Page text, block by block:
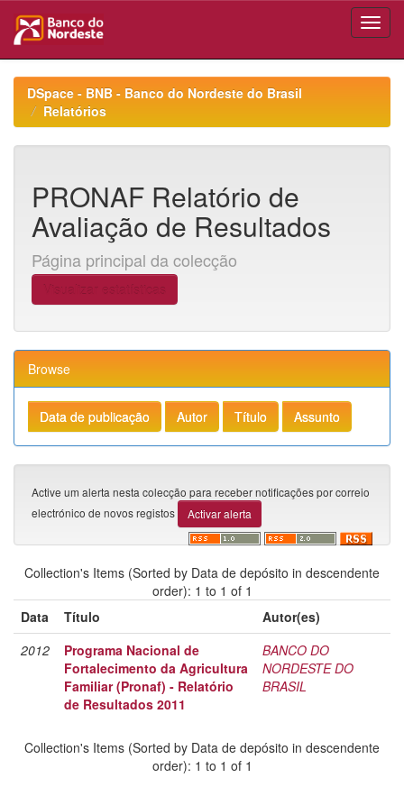
navigationDSpace - BNB - Banco do Nordeste do Brasil
Relatórios
PRONAF Relatório de
Avaliação de Resultados
Página principal da colecção
Visualizar estatísticas
Browse
Active um alerta nesta colecção para receber notificações por correio
electrónico de novos registos
Collection's Items (Sorted by Data de depósito in descendente
order): 1 to 1 of 1
Data
Título
Autor(es)
2012
Programa Nacional de
Fortalecimento da Agricultura
Familiar (Pronaf) - Relatório
de Resultados 2011
BANCO DO
NORDESTE DO
BRASIL
Collection's Items (Sorted by Data de depósito in descendente
order): 1 to 1 of 1